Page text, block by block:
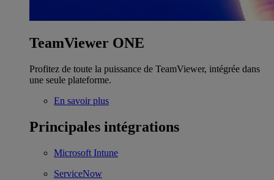
TeamViewer ONE
Profitez de toute la puissance de TeamViewer, intégrée dans
une seule plateforme.
En savoir plus
Principales intégrations
Microsoft Intune
ServiceNow